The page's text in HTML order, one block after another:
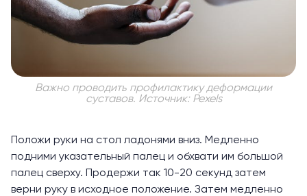
Важно проводить профилактику деформации
суставов. Источник: Pexels
Положи руки на стол ладонями вниз. Медленно
подними указательный палец и обхвати им большой
палец сверху. Продержи так 10-20 секунд затем
верни руку в исходное положение. Затем медленно